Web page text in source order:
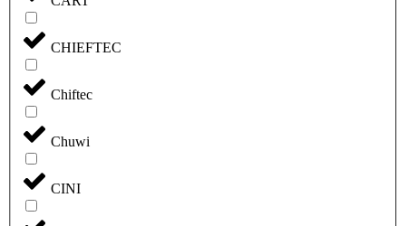
CHIEFTEC
Chiftec
Chuwi
CINI